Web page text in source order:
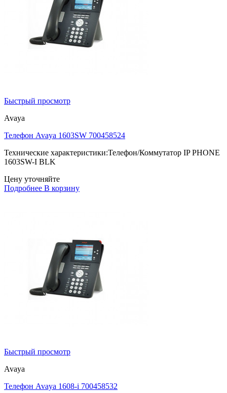
Быстрый просмотр
Avaya
Телефон Avaya 1603SW 700458524
Технические характеристики:Телефон/Коммутатор IP PHONE
1603SW-I BLK
Цену уточняйте
Подробнее В корзину
Быстрый просмотр
Avaya
Телефон Avaya 1608-i 700458532